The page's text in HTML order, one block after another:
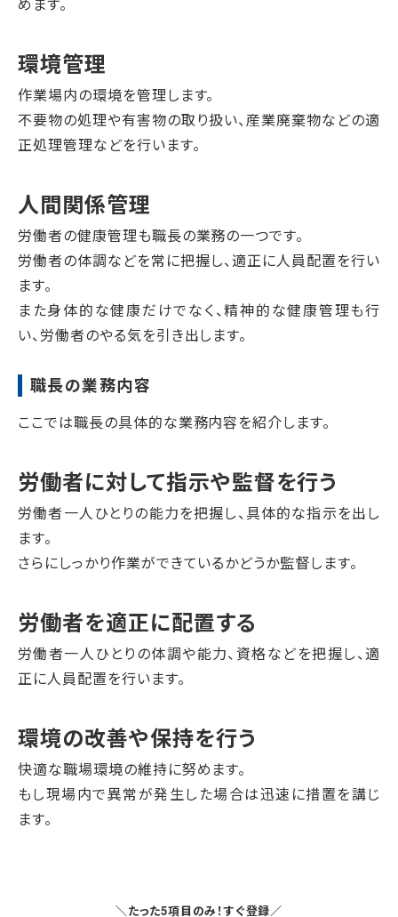
めます。
環境管理
作業場内の環境を管理します。
不要物の処理や有害物の取り扱い、産業廃棄物などの適
正処理管理などを行います。
人間関係管理
労働者の健康管理も職長の業務の一つです。
労働者の体調などを常に把握し、適正に人員配置を行い
ます。
また身体的な健康だけでなく、精神的な健康管理も行
い、労働者のやる気を引き出します。
職長の業務内容
ここでは職長の具体的な業務内容を紹介します。
労働者に対して指示や監督を行う
労働者一人ひとりの能力を把握し、具体的な指示を出し
ます。
さらにしっかり作業ができているかどうか監督します。
労働者を適正に配置する
労働者一人ひとりの体調や能力、資格などを把握し、適
正に人員配置を行います。
環境の改善や保持を行う
快適な職場環境の維持に努めます。
もし現場内で異常が発生した場合は迅速に措置を講じ
ます。
＼たった5項目のみ！すぐ登録／